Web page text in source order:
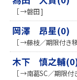
［ →磐田 ]
岡澤 昂星(0)
［ →藤枝／期限付き
木下 慎之輔
［ →南葛SC／期限付